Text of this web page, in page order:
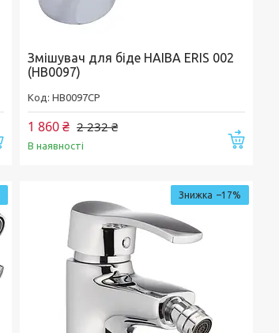
Купити
Змішувач для біде HAIBA ERIS 002
(HB0097)
HB0097CP
2 232 ₴
1 860 ₴
В наявності
–17%